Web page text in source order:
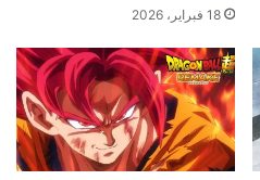
18 فبراير، 2026